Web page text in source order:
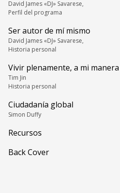
David James «DJ» Savarese,
Perfil del programa
Ser autor de mí mismo
David James «DJ» Savarese,
Historia personal
Vivir plenamente, a mi manera
Tim Jin
Historia personal
Ciudadanía global
Simon Duffy
Recursos
Back Cover